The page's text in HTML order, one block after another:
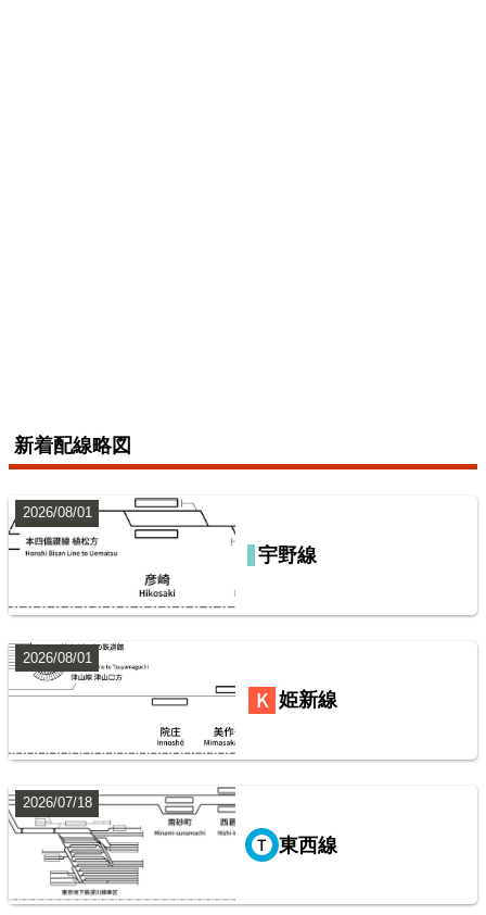
鹿島・衣浦・水島臨海鉄道配線略図
楽天市場
新着配線略図
宇野線
2026/08/01
姫新線
2026/08/01
東西線
2026/07/18